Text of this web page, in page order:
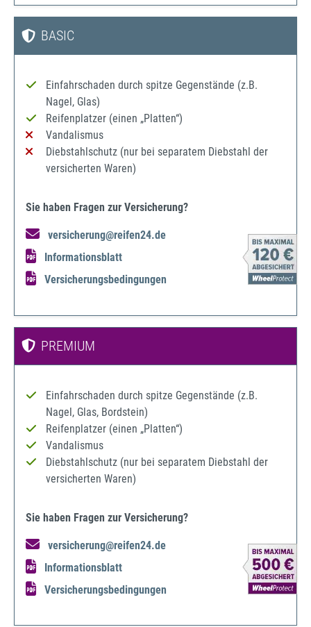
BASIC
Einfahrschaden durch spitze Gegenstände (z.B.
Nagel, Glas)
Reifenplatzer (einen „Platten“)
Vandalismus
Diebstahlschutz (nur bei separatem Diebstahl der
versicherten Waren)
Sie haben Fragen zur Versicherung?
versicherung@reifen24.de
Informationsblatt
Versicherungsbedingungen
PREMIUM
Einfahrschaden durch spitze Gegenstände (z.B.
Nagel, Glas, Bordstein)
Reifenplatzer (einen „Platten“)
Vandalismus
Diebstahlschutz (nur bei separatem Diebstahl der
versicherten Waren)
Sie haben Fragen zur Versicherung?
versicherung@reifen24.de
Informationsblatt
Versicherungsbedingungen